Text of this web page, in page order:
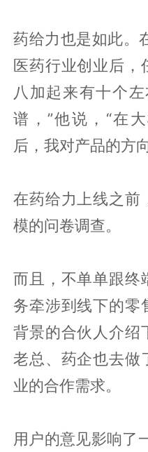
药给力也是如此。
医药行业创业后，
八加起来有十个
谱，”他说，“在
后，我对产品的方
在药给力上线之前
模的问卷调查。
而且，不单单跟终
务牵涉到线下的零
背景的合伙人介绍
老总、药企也去做
业的合作需求。
用户的意见影响了